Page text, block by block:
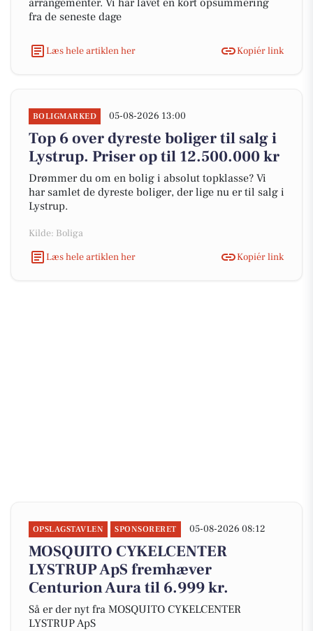
arrangementer. Vi har lavet en kort opsummering
fra de seneste dage
Læs hele artiklen her Kopiér link
BOLIGMARKED 05-08-2026 13:00
Top 6 over dyreste boliger til salg i
Lystrup. Priser op til 12.500.000 kr
Drømmer du om en bolig i absolut topklasse? Vi
har samlet de dyreste boliger, der lige nu er til salg i
Lystrup.
Kilde: Boliga
Læs hele artiklen her
Kopiér link
OPSLAGSTAVLEN SPONSORERET 05-08-2026 08:12
MOSQUITO CYKELCENTER
LYSTRUP ApS fremhæver
Centurion Aura til 6.999 kr.
Så er der nyt fra MOSQUITO CYKELCENTER
LYSTRUP ApS